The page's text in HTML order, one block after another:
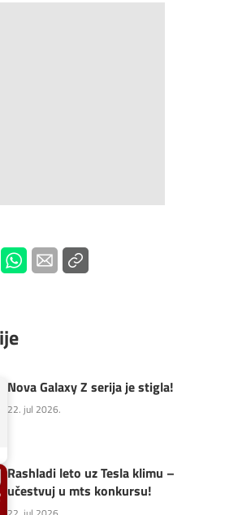
Nova Galaxy Z serija je stigla!
22. jul 2026.
Rashladi leto uz Tesla klimu –
učestvuj u mts konkursu!